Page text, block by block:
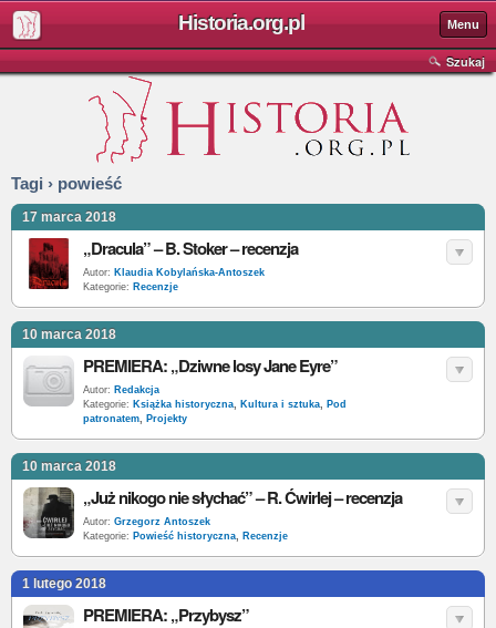
Historia.org.pl Menu
Szukaj
Tagi › powieść
17 marca 2018
„Dracula” – B. Stoker – recenzja
Autor: Klaudia Kobylańska-Antoszek
Kategorie: Recenzje
10 marca 2018
PREMIERA: „Dziwne losy Jane Eyre”
Autor: Redakcja
Kategorie: Książka historyczna, Kultura i sztuka, Pod
patronatem, Projekty
10 marca 2018
„Już nikogo nie słychać” – R. Ćwirlej – recenzja
Autor: Grzegorz Antoszek
Kategorie: Powieść historyczna, Recenzje
1 lutego 2018
PREMIERA: „Przybysz”